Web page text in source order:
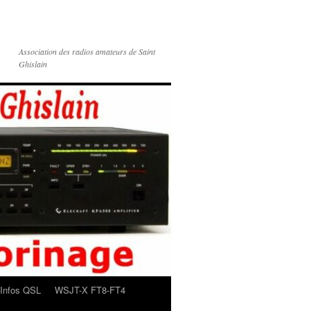
Association des radios amateurs de Saint
Ghislain
Infos QSL
WSJT-X FT8-FT4